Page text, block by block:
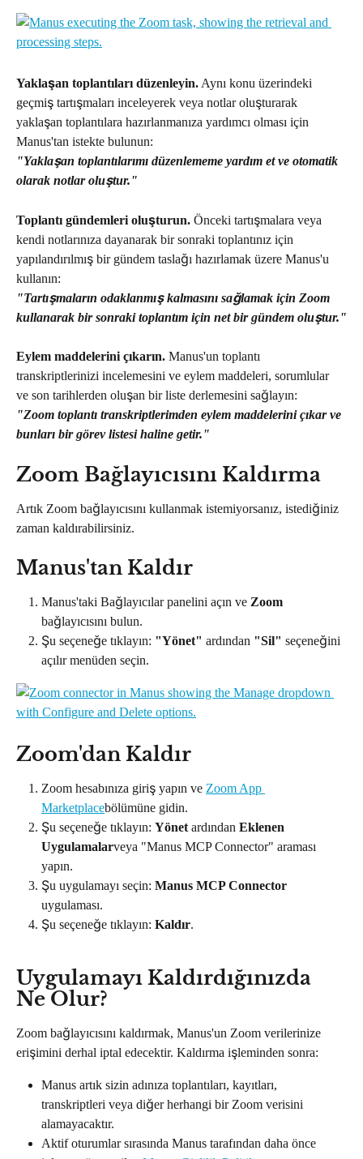
Yaklaşan toplantıları düzenleyin. Aynı konu üzerindeki
geçmiş tartışmaları inceleyerek veya notlar oluşturarak
yaklaşan toplantılara hazırlanmanıza yardımcı olması için
Manus'tan istekte bulunun:
"Yaklaşan toplantılarımı düzenlememe yardım et ve otomatik
olarak notlar oluştur."
Toplantı gündemleri oluşturun. Önceki tartışmalara veya
kendi notlarınıza dayanarak bir sonraki toplantınız için
yapılandırılmış bir gündem taslağı hazırlamak üzere Manus'u
kullanın:
"Tartışmaların odaklanmış kalmasını sağlamak için Zoom
kullanarak bir sonraki toplantım için net bir gündem oluştur."
Eylem maddelerini çıkarın. Manus'un toplantı
transkriptlerinizi incelemesini ve eylem maddeleri, sorumlular
ve son tarihlerden oluşan bir liste derlemesini sağlayın:
"Zoom toplantı transkriptlerimden eylem maddelerini çıkar ve
bunları bir görev listesi haline getir."
Zoom Bağlayıcısını Kaldırma
Artık Zoom bağlayıcısını kullanmak istemiyorsanız, istediğiniz
zaman kaldırabilirsiniz.
Manus'tan Kaldır
Manus'taki Bağlayıcılar panelini açın ve Zoom
bağlayıcısını bulun.
Şu seçeneğe tıklayın: "Yönet" ardından "Sil" seçeneğini
açılır menüden seçin.
Zoom'dan Kaldır
Zoom hesabınıza giriş yapın ve Zoom App
Marketplacebölümüne gidin.
Şu seçeneğe tıklayın: Yönet ardından Eklenen
Uygulamalarveya "Manus MCP Connector" araması
yapın.
Şu uygulamayı seçin: Manus MCP Connector
uygulaması.
Şu seçeneğe tıklayın: Kaldır.
Uygulamayı Kaldırdığınızda
Ne Olur?
Zoom bağlayıcısını kaldırmak, Manus'un Zoom verilerinize
erişimini derhal iptal edecektir. Kaldırma işleminden sonra:
Manus artık sizin adınıza toplantıları, kayıtları,
transkriptleri veya diğer herhangi bir Zoom verisini
alamayacaktır.
Aktif oturumlar sırasında Manus tarafından daha önce